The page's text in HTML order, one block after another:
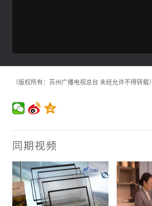
（版权所有：苏州广播电视总台 未经允许不得转载）
同期视频